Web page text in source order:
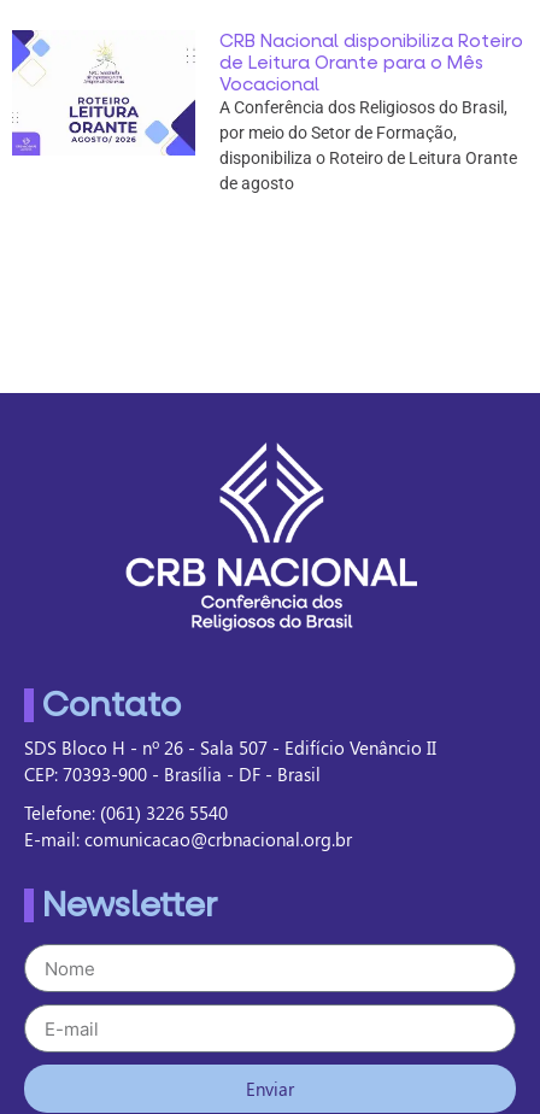
CRB Nacional disponibiliza Roteiro
de Leitura Orante para o Mês
Vocacional
A Conferência dos Religiosos do Brasil,
por meio do Setor de Formação,
disponibiliza o Roteiro de Leitura Orante
de agosto
Contato
SDS Bloco H - nº 26 - Sala 507 - Edifício Venâncio II
CEP: 70393-900 - Brasília - DF - Brasil
Telefone: (061) 3226 5540
E-mail: comunicacao@crbnacional.org.br
Newsletter
Enviar